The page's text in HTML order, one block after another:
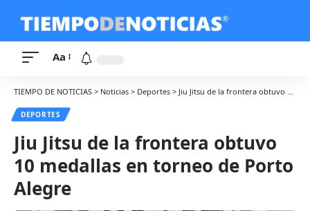
Aa
TIEMPO DE NOTICIAS > Noticias > Deportes > Jiu Jitsu de la frontera obtuvo 10 medallas en torneo de Porto Alegre
DEPORTES
Jiu Jitsu de la frontera obtuvo
10 medallas en torneo de Porto
Alegre